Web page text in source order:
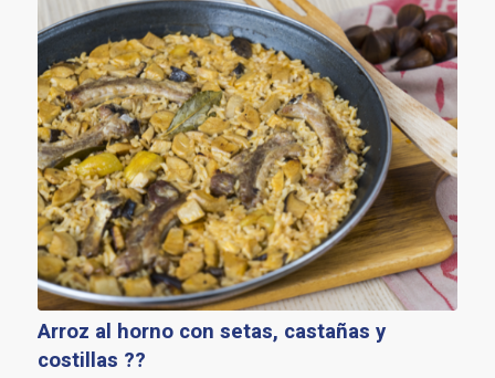
Arroz al horno con setas, castañas y
costillas ??